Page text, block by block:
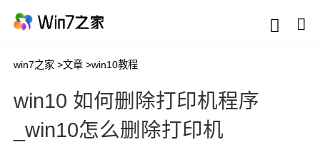
win7之家 >文章 >win10教程
win10 如何删除打印机程序
_win10怎么删除打印机